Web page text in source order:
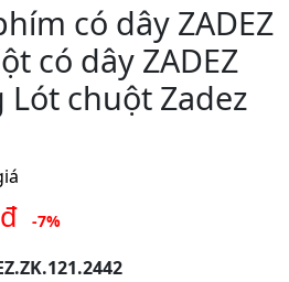
có dây ZADEZ
có dây ZADEZ
Lót chuột Zadez
-7%